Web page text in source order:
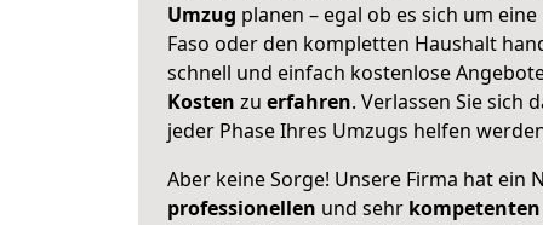
Umzug planen – egal ob es sich um
Faso oder den kompletten Haushalt
schnell und einfach kostenlose
Kosten zu erfahren. Verlassen Sie sich
jeder Phase Ihres Umzugs helfen
Aber keine Sorge! Unsere Firma hat ein
professionellen und sehr